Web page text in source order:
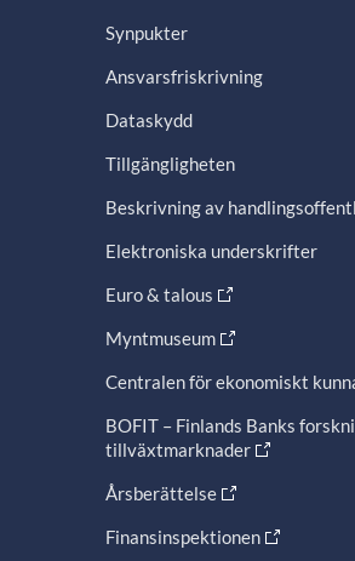
Synpukter
Ansvarsfriskrivning
Dataskydd
Tillgängligheten
Beskrivning av
Elektroniska underskrifter
Euro & talous
Myntmuseum
Centralen för ekonomiskt
BOFIT – Finlands Banks
tillväxtmarknader
Årsberättelse
Finansinspektionen